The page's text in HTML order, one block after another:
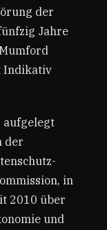
der
Jahre
Indikativ
aufgelegt
der
in
2010 über
und